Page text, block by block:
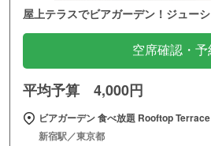
屋上テラスでビアガーデン！ジュー
空席確認・予
平均予算 4,000円
ビアガーデン 食べ放題 Rooftop
新宿駅／東京都